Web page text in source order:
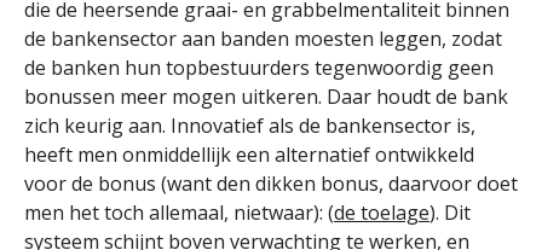
die de heersende graai- en grabbelmentaliteit binnen
de bankensector aan banden moesten leggen, zodat
de banken hun topbestuurders tegenwoordig geen
bonussen meer mogen uitkeren. Daar houdt de bank
zich keurig aan. Innovatief als de bankensector is,
heeft men onmiddellijk een alternatief ontwikkeld
voor de bonus (want den dikken bonus, daarvoor doet
men het toch allemaal, nietwaar): (de toelage). Dit
systeem schijnt boven verwachting te werken, en